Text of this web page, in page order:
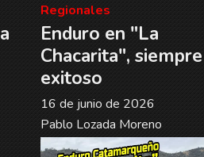
Enduro en "La
Chacarita", siempre
exitoso
Pablo Lozada Moreno
Regionales
16 de junio de 2026